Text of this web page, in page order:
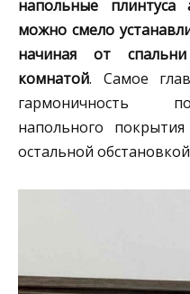
напольные плинтуса
можно смело
начиная от
комнатой. Самое
гармоничность
напольного
остальной